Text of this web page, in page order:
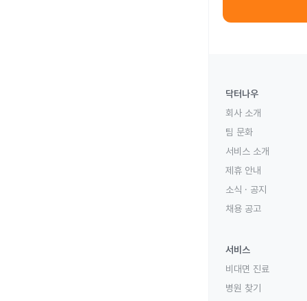
닥터나우
회사 소개
팀 문화
서비스 소개
제휴 안내
소식 · 공지
채용 공고
서비스
비대면 진료
병원 찾기